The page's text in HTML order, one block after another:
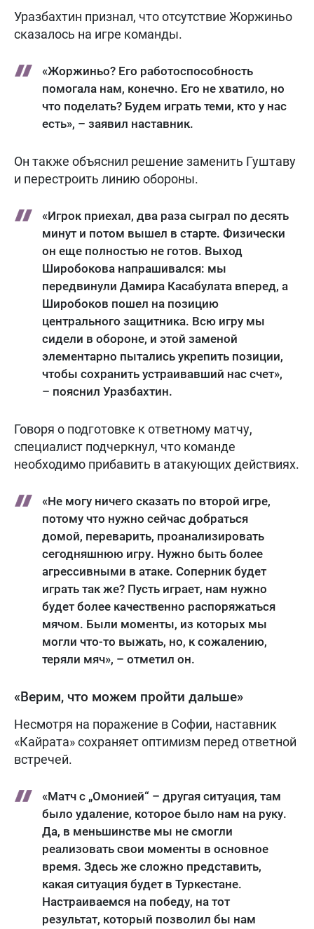
Уразбахтин признал, что отсутствие Жоржиньо
сказалось на игре команды.
«Жоржиньо? Его работоспособность
помогала нам, конечно. Его не хватило, но
что поделать? Будем играть теми, кто у нас
есть», – заявил наставник.
Он также объяснил решение заменить Гуштаву
и перестроить линию обороны.
«Игрок приехал, два раза сыграл по десять
минут и потом вышел в старте. Физически
он еще полностью не готов. Выход
Широбокова напрашивался: мы
передвинули Дамира Касабулата вперед, а
Широбоков пошел на позицию
центрального защитника. Всю игру мы
сидели в обороне, и этой заменой
элементарно пытались укрепить позиции,
чтобы сохранить устраивавший нас счет»,
– пояснил Уразбахтин.
Говоря о подготовке к ответному матчу,
специалист подчеркнул, что команде
необходимо прибавить в атакующих действиях.
«Не могу ничего сказать по второй игре,
потому что нужно сейчас добраться
домой, переварить, проанализировать
сегодняшнюю игру. Нужно быть более
агрессивными в атаке. Соперник будет
играть так же? Пусть играет, нам нужно
будет более качественно распоряжаться
мячом. Были моменты, из которых мы
могли что-то выжать, но, к сожалению,
теряли мяч», – отметил он.
«Верим, что можем пройти дальше»
Несмотря на поражение в Софии, наставник
«Кайрата» сохраняет оптимизм перед ответной
встречей.
«Матч с „Омонией“ – другая ситуация, там
было удаление, которое было нам на руку.
Да, в меньшинстве мы не смогли
реализовать свои моменты в основное
время. Здесь же сложно представить,
какая ситуация будет в Туркестане.
Настраиваемся на победу, на тот
результат, который позволил бы нам